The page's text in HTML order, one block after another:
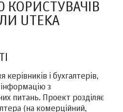
КОРИСТУВАЧІВ
UTEKA
і бухгалтерів,
з
питань. Проект розділяє
(на комерційний,